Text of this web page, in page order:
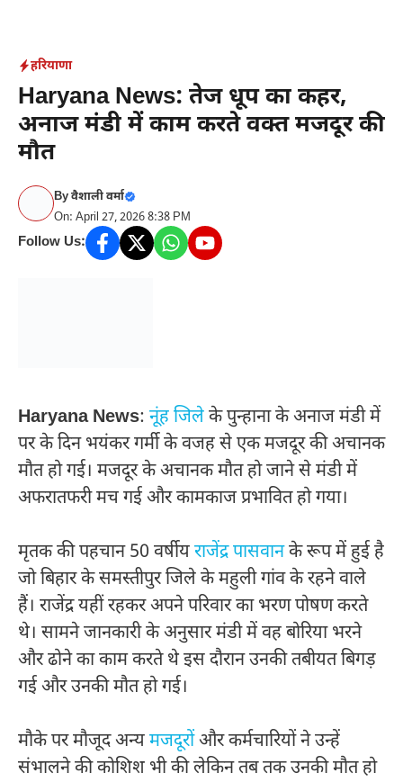
content
हरियाणा
Haryana News: तेज धूप का कहर,
अनाज मंडी में काम करते वक्त मजदूर की
मौत
Byवैशाली वर्मा
On: April 27, 2026 8:38 PM
Follow Us:
Haryana News: नूंह जिलेके पुन्हाना के अनाज मंडी में
पर के दिन भयंकर गर्मी के वजह से एक मजदूर की अचानक
मौत हो गई। मजदूर के अचानक मौत हो जाने से मंडी में
अफरातफरी मच गई और कामकाज प्रभावित हो गया।
मृतक की पहचान 50 वर्षीयराजेंद्र पासवानके रूप में हुई है
जो बिहार के समस्तीपुर जिले के महुली गांव के रहने वाले
हैं। राजेंद्र यहीं रहकर अपने परिवार का भरण पोषण करते
थे। सामने जानकारी के अनुसार मंडी में वह बोरिया भरने
और ढोने का काम करते थे इस दौरान उनकी तबीयत बिगड़
गई और उनकी मौत हो गई।
मौके पर मौजूद अन्यमजदूरोंऔर कर्मचारियों ने उन्हें
संभालने की कोशिश भी की लेकिन तब तक उनकी मौत हो